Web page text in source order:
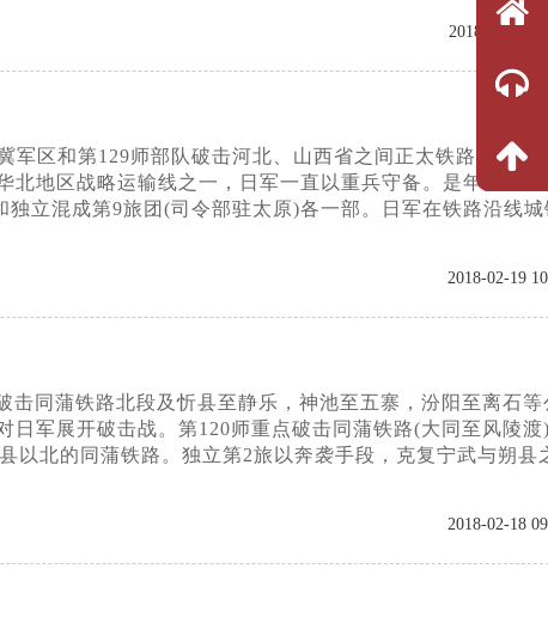
2018-02-22
军区和第129师部队破击河北、山西省之间正太铁路的作战
地区战略运输线之一，日军一直以重兵守备。是年夏，
立混成第9旅团(司令部驻太原)各一部。日军在铁路沿线
2018-02-19
同蒲铁路北段及忻县至静乐，神池至五寨，汾阳至离石等
军展开破击战。第120师重点破击同蒲铁路(大同至风陵渡
以北的同蒲铁路。独立第2旅以奔袭手段，克复宁武与朔县
2018-02-18